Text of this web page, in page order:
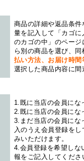
商品の詳細や返品条
量を記入して「カゴ
のカゴの中」のペー
ら別の商品を選び、
払い方法、お届け時
選択した商品内容に
1.既に当店の会員にな
2.既に当店の会員にな
3.まだ当店の会員にな
入のうえ会員登録を
みいただけます。
4.会員登録を希望しな
報をご記入してくださ